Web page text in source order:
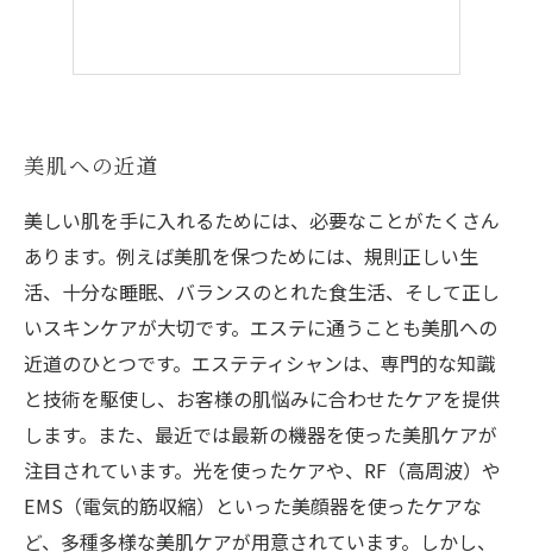
美肌への近道
美しい肌を手に入れるためには、必要なことがたくさん
あります。例えば美肌を保つためには、規則正しい生
活、十分な睡眠、バランスのとれた食生活、そして正し
いスキンケアが大切です。エステに通うことも美肌への
近道のひとつです。エステティシャンは、専門的な知識
と技術を駆使し、お客様の肌悩みに合わせたケアを提供
します。また、最近では最新の機器を使った美肌ケアが
注目されています。光を使ったケアや、RF（高周波）や
EMS（電気的筋収縮）といった美顔器を使ったケアな
ど、多種多様な美肌ケアが用意されています。しかし、